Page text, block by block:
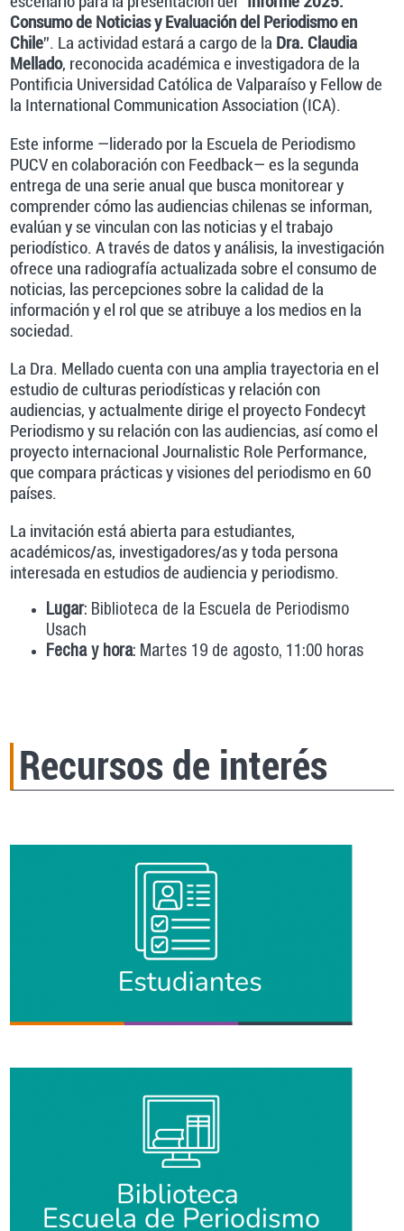
Consumo de Noticias y Evaluación del Periodismo en
Chile”. La actividad estará a cargo de la Dra. Claudia
Mellado, reconocida académica e investigadora de la
Pontificia Universidad Católica de Valparaíso y Fellow de
la International Communication Association (ICA).
Este informe —liderado por la Escuela de Periodismo
PUCV en colaboración con Feedback— es la segunda
entrega de una serie anual que busca monitorear y
comprender cómo las audiencias chilenas se informan,
evalúan y se vinculan con las noticias y el trabajo
periodístico. A través de datos y análisis, la investigación
ofrece una radiografía actualizada sobre el consumo de
noticias, las percepciones sobre la calidad de la
información y el rol que se atribuye a los medios en la
sociedad.
La Dra. Mellado cuenta con una amplia trayectoria en el
estudio de culturas periodísticas y relación con
audiencias, y actualmente dirige el proyecto Fondecyt
Periodismo y su relación con las audiencias, así como el
proyecto internacional Journalistic Role Performance,
que compara prácticas y visiones del periodismo en 60
países.
La invitación está abierta para estudiantes,
académicos/as, investigadores/as y toda persona
interesada en estudios de audiencia y periodismo.
Lugar: Biblioteca de la Escuela de Periodismo
Usach
Fecha y hora: Martes 19 de agosto, 11:00 horas
Recursos de interés